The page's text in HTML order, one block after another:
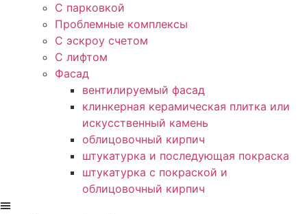
С парковкой
Проблемные комплексы
С эскроу счетом
С лифтом
Фасад
вентилируемый фасад
клинкерная керамическая плитка или
искусственный камень
облицовочный кирпич
штукатурка и последующая покраска
штукатурка с покраской и
облицовочный кирпич